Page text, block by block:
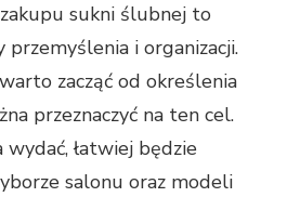
sukni ślubnej to
przemyślenia i organizacji.
zacząć od określenia
przeznaczyć na ten cel.
łatwiej będzie
salonu oraz modeli